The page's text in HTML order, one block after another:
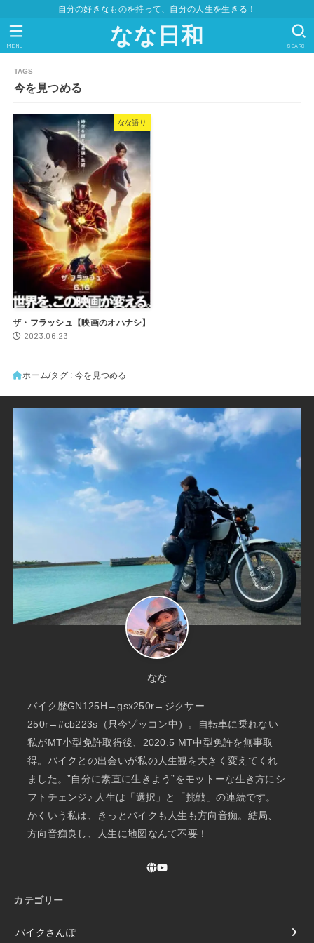
自分の好きなものを持って、自分の人生を生きる！
なな日和 SEARCH
MENU
今を見つめる
なな語り
ザ・フラッシュ【映画のオハナシ】
2023.06.23
ホーム タグ : 今を見つめる
なな
バイク歴GN125H→gsx250r→ジクサー
250r→#cb223s（只今ゾッコン中）。自転車に乗れない
私がMT小型免許取得後、2020.5 MT中型免許を無事取
得。バイクとの出会いが私の人生観を大きく変えてくれ
ました。”自分に素直に生きよう”をモットーな生き方にシ
フトチェンジ♪ 人生は「選択」と「挑戦」の連続です。
かくいう私は、きっとバイクも人生も方向音痴。結局、
方向音痴良し、人生に地図なんて不要！
カテゴリー
バイクさんぽ